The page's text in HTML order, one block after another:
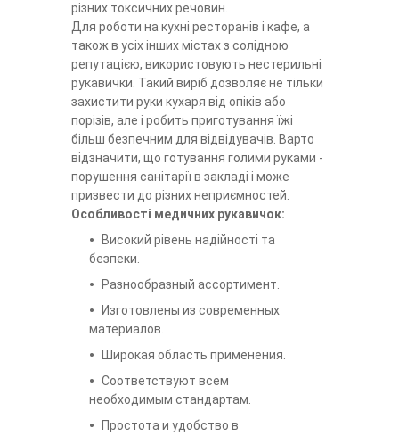
різних токсичних речовин.
Для роботи на кухні ресторанів і кафе, а
також в усіх інших містах з солідною
репутацією, використовують нестерильні
рукавички. Такий виріб дозволяє не тільки
захистити руки кухаря від опіків або
порізів, але і робить приготування їжі
більш безпечним для відвідувачів. Варто
відзначити, що готування голими руками -
порушення санітарії в закладі і може
призвести до різних неприємностей.
Особливості медичних рукавичок:
Високий рівень надійності та
безпеки.
Разнообразный ассортимент.
Изготовлены из современных
материалов.
Широкая область применения.
Соответствуют всем
необходимым стандартам.
Простота и удобство в